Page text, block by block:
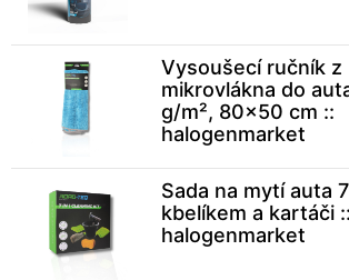
Vysoušecí ručník z
mikrovlákna do
g/m², 80x50 cm ::
halogenmarket
Sada na mytí auta
kbelíkem a kartáči ::
halogenmarket